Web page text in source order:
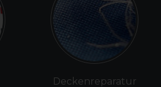
Deckenreparatur